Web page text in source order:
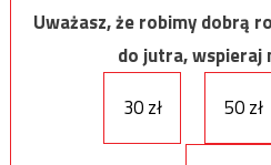
Uważasz, że robimy dobrą
do jutra, wspieraj
30 zł
50 zł